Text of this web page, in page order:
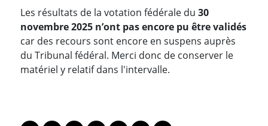
Les résultats de la votation fédérale du 30
novembre 2025 n’ont pas encore pu être validés
car des recours sont encore en suspens auprès
du Tribunal fédéral. Merci donc de conserver le
matériel y relatif dans l'intervalle.